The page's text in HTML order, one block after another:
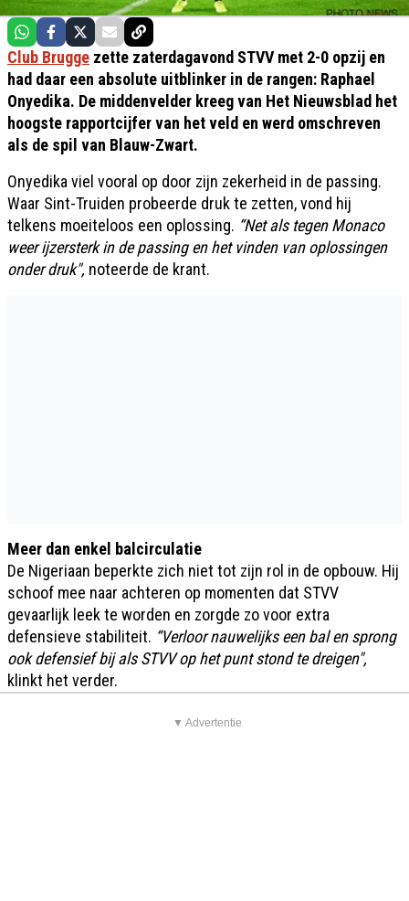
Club Brugge zette zaterdagavond STVV met 2-0 opzij en
had daar een absolute uitblinker in de rangen: Raphael
Onyedika. De middenvelder kreeg van Het Nieuwsblad het
hoogste rapportcijfer van het veld en werd omschreven
als de spil van Blauw-Zwart.
Onyedika viel vooral op door zijn zekerheid in de passing.
Waar Sint-Truiden probeerde druk te zetten, vond hij
telkens moeiteloos een oplossing. “Net als tegen Monaco
weer ijzersterk in de passing en het vinden van oplossingen
onder druk", noteerde de krant.
Meer dan enkel balcirculatie
De Nigeriaan beperkte zich niet tot zijn rol in de opbouw. Hij
schoof mee naar achteren op momenten dat STVV
gevaarlijk leek te worden en zorgde zo voor extra
defensieve stabiliteit. “Verloor nauwelijks een bal en sprong
ook defensief bij als STVV op het punt stond te dreigen",
klinkt het verder.
▼ Advertentie